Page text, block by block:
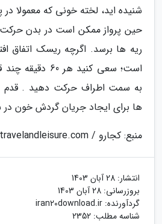
شنیده اید، لخته خونی که معمولا در
حین پرواز ممکن است در بدن حرکت
ریه ها برسد. اگرچه ریسک اتفاق
است؛ سعی کنید هر
به سمت اطراف حرکت دهید . قدم
ها برای ایجاد جریان گردش خون
منبع: کجارو / travelandleisure.com
انتشار: 28 آبان 1403
بروزرسانی: 28 آبان 1403
گردآورنده: iran20download.ir
شناسه مطلب: 2352